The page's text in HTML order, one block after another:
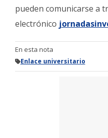
pueden comunicarse a
electrónico
En esta nota
Enlace universitario